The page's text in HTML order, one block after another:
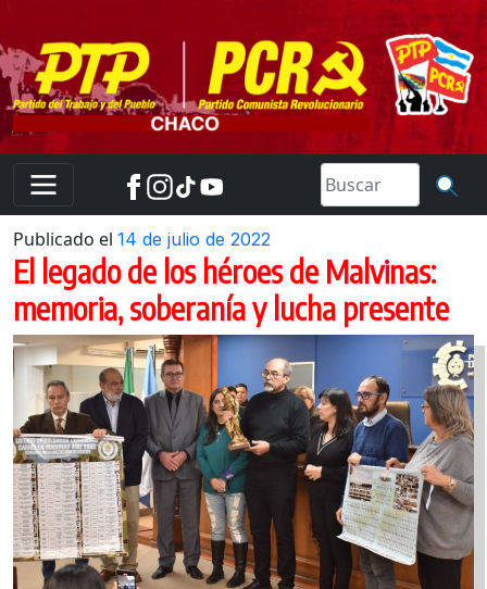
to
content
Publicado el 14 de julio de 2022
El legado de los héroes de Malvinas:
memoria, soberanía y lucha presente